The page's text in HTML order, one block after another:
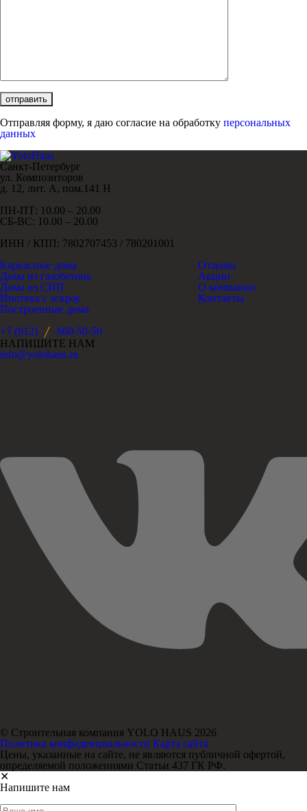
Отправляя форму, я даю согласие на обработку персональных
данных
Санкт-Петербург
ул. Композиторов
д. 12, лит. А, пом.141 Н
ПН-ПТ: 10.00 – 20.00
СБ-ВС: 10.00 – 20.00
ИНН / КПП: 7802707453 / 780201001
Каркасные дома
Дома из газобетона
Дома из СИП
Ипотека с эскроу
Построенные дома
Отзывы
Акции
О компании
Контакты
+7 (812)
660-50-50
НАПИШИТЕ НАМ
info@yolohaus.ru
© Строительная компания YOLO HAUS 2026
Политика конфиденциальности Карта сайта
Цены, указанные на сайте, не являются публичной офертой,
определяемой положениями Статьи 437 ГК РФ.
✕
Напишите нам